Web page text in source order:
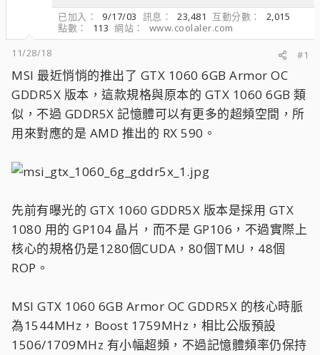
已加入
9/17/03 訊息 23,481 互動分數
2,015
點數
113 網站
www.coolaler.com
11/28/18
#1
MSI 最近悄悄的推出了 GTX 1060 6GB Armor OC
GDDR5X 版本，這款規格與原本的 GTX 1060 6GB 類
似，不過 GDDR5X 記憶體可以有更多的超頻空間，所
用來對應的是 AMD 推出的 RX 590。
先前有曝光的 GTX 1060 GDDR5X 版本是採用 GTX
1080 用的 GP104 晶片，而不是 GP106，不過實際上
核心的規格仍是1280個CUDA，80個TMU，48個
ROP。
MSI GTX 1060 6GB Armor OC GDDR5X 的核心時脈
為1544MHz，Boost 1759MHz，相比公版預設
1506/1709MHz 有小幅超頻，不過記憶體頻率仍保持